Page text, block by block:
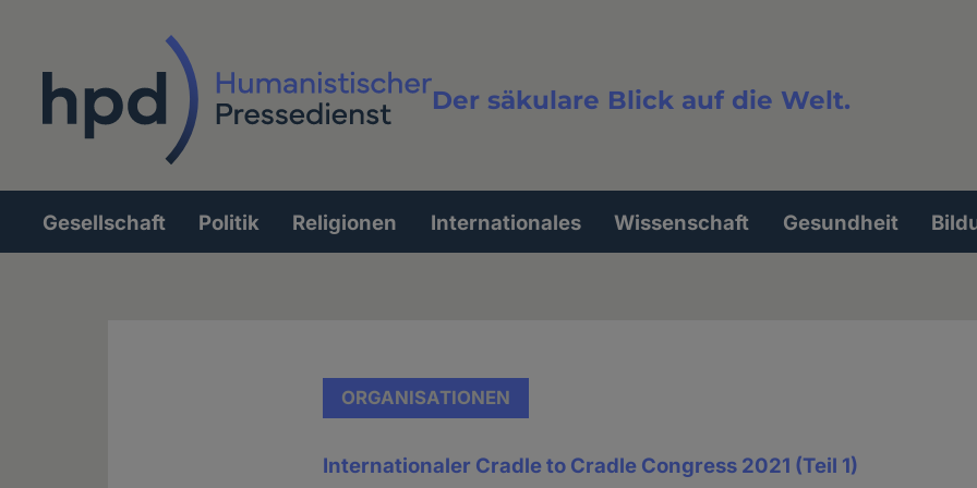
Der säkulare Blick auf die Welt.
Volltextsuche
Hauptnavigation
Gesellschaft Politik Religionen Internationales Wissenschaft Gesundheit
ORGANISATIONEN
Internationaler Cradle to Cradle Congress 2021 (Teil 1)